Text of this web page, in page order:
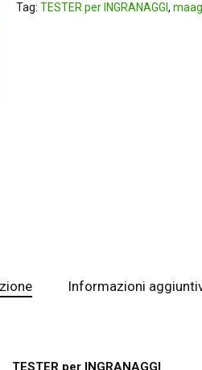
Tag: TESTER per INGRANAGGI , maag
Informazioni
TESTER per INGRANAGGI